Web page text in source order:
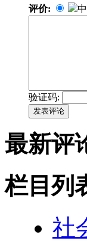
评价:
验证码:
发表评论
最新评
栏目列
社